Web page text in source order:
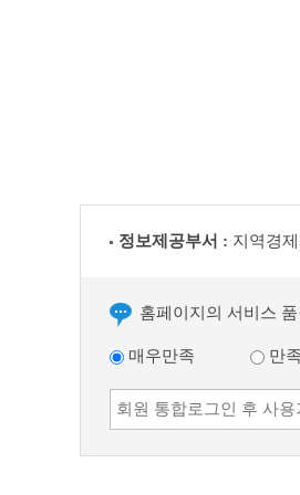
정보제공부서 : 지역경
홈페이지의 서비스
매우만족 만족